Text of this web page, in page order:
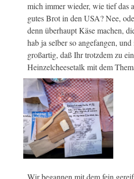
mich immer wieder, wie tief das
gutes Brot in den USA? Nee,
denn überhaupt Käse machen,
hab ja selber so angefangen,
großartig, daß Ihr trotzdem zu
Heinzelcheesetalk mit dem
Wir begannen mit dem fein